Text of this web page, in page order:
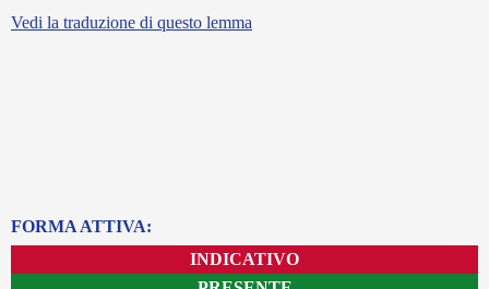
Vedi la traduzione di questo lemma
FORMA ATTIVA:
INDICATIVO